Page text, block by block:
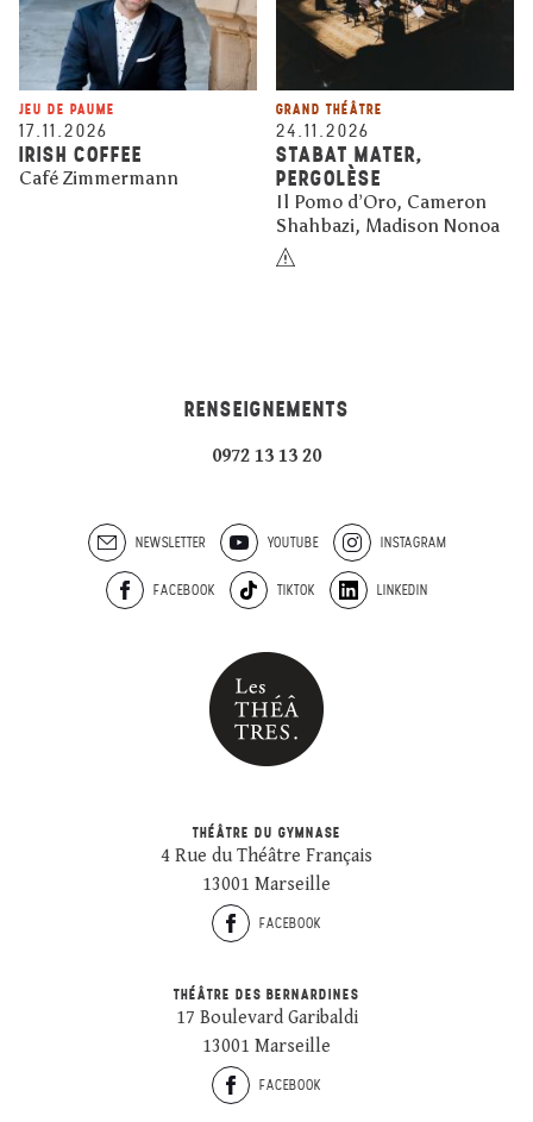
JEU DE PAUME
17.11.2026
IRISH COFFEE
Café Zimmermann
GRAND THÉÂTRE
24.11.2026
STABAT MATER,
PERGOLÈSE
Il Pomo d’Oro, Cameron
Shahbazi, Madison Nonoa
RENSEIGNEMENTS
0972 13 13 20
NEWSLETTER YOUTUBE INSTAGRAM
FACEBOOK TIKTOK LINKEDIN
THÉÂTRE DU GYMNASE
4 Rue du Théâtre Français
13001 Marseille
FACEBOOK
THÉÂTRE DES BERNARDINES
17 Boulevard Garibaldi
13001 Marseille
FACEBOOK